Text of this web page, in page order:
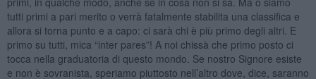
tutti primi a pari merito o verrà fatalmente stabilita una classifica e
allora si torna punto e a capo: ci sarà chi è più primo degli altri. E
primo su tutti, mica “inter pares”! A noi chissà che primo posto ci
tocca nella graduatoria di questo mondo. Se nostro Signore esiste
e non è sovranista, speriamo piuttosto nell’altro dove, dice, saranno